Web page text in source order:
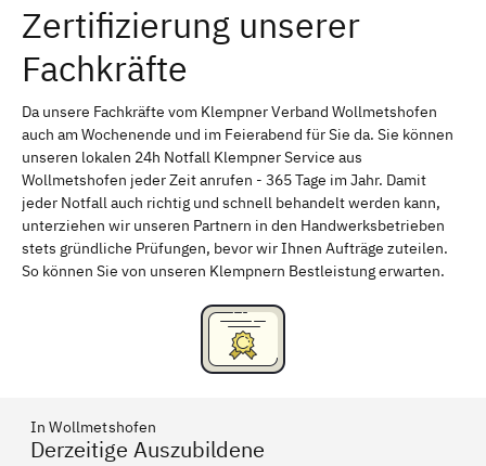
Erlangen Bamberg
Bayreuth
Schweinfurt Passau
Freising Rudelsdorf, Mittelfranken
Zertifizierung unserer
Fachkräfte
Da unsere Fachkräfte vom Klempner Verband Wollmetshofen
auch am Wochenende und im Feierabend für Sie da. Sie können
unseren lokalen 24h Notfall Klempner Service aus
Wollmetshofen jeder Zeit anrufen - 365 Tage im Jahr. Damit
jeder Notfall auch richtig und schnell behandelt werden kann,
unterziehen wir unseren Partnern in den Handwerksbetrieben
stets gründliche Prüfungen, bevor wir Ihnen Aufträge zuteilen.
So können Sie von unseren Klempnern Bestleistung erwarten.
In Wollmetshofen
Derzeitige Auszubildene